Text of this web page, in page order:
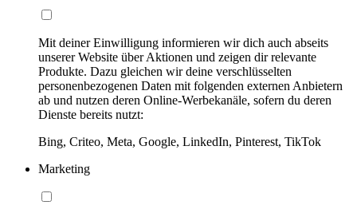
Mit deiner Einwilligung informieren wir dich auch abseits
unserer Website über Aktionen und zeigen dir relevante
Produkte. Dazu gleichen wir deine verschlüsselten
personenbezogenen Daten mit folgenden externen Anbietern
ab und nutzen deren Online-Werbekanäle, sofern du deren
Dienste bereits nutzt:
Bing, Criteo, Meta, Google, LinkedIn, Pinterest, TikTok
Marketing